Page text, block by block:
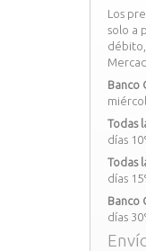
Los
solo a
Banco
Todas
días
Todas
días
Banco
días